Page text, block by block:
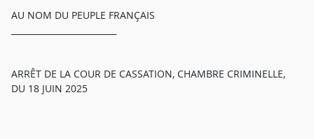
AU NOM DU PEUPLE FRANÇAIS
ARRÊT DE LA COUR DE CASSATION, CHAMBRE CRIMINELLE,
DU 18 JUIN 2025